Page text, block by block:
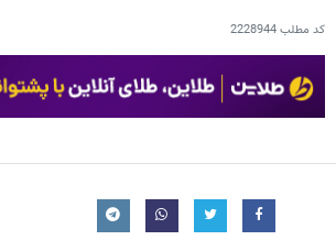
کد مطلب2228944